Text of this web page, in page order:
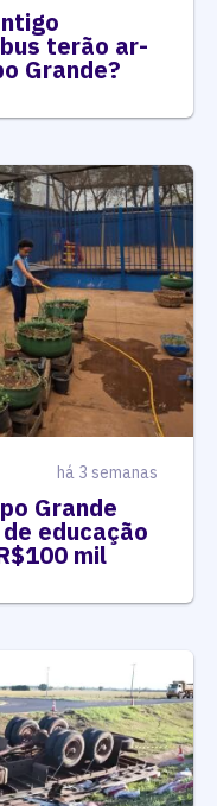
terão ar-
Grande?
há 3 semanas
Grande
educação
mil